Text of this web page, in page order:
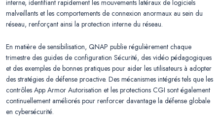
interne, identifiant rapidement les mouvements latéraux de logiciels
malveillants et les comportements de connexion anormaux au sein du
réseau, renforçant ainsi la protection interne du réseau.
En matière de sensibilisation, QNAP publie régulièrement chaque
trimestre des guides de configuration Sécurité, des vidéo pédagogiques
et des exemples de bonnes pratiques pour aider les utilisateurs à adopter
des stratégies de défense proactive. Des mécanismes intégrés tels que les
contrôles App Armor Autorisation et les protections CGI sont également
continuellement améliorés pour renforcer davantage la défense globale
en cybersécurité.